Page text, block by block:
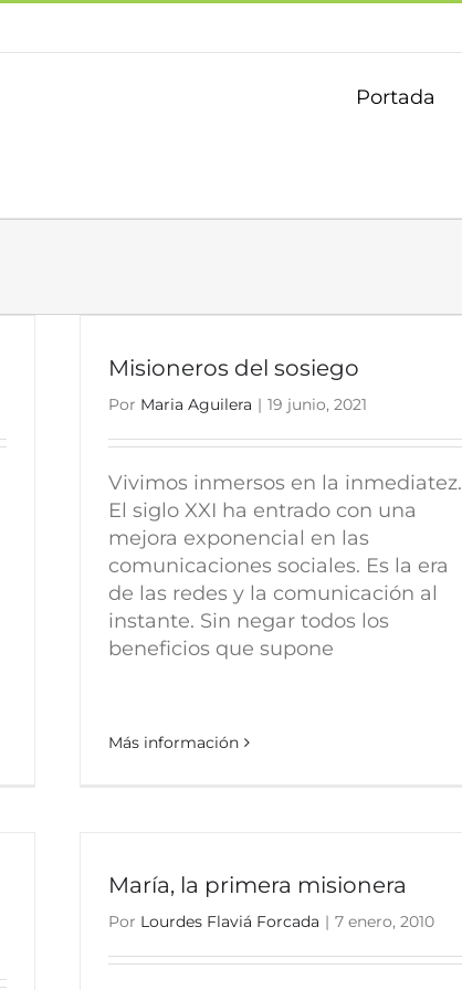
Portada
Misioneros del sosiego
Por Maria Aguilera | 19 junio, 2021
Vivimos inmersos en la inmediatez.
El siglo XXI ha entrado con una
mejora exponencial en las
comunicaciones sociales. Es la era
de las redes y la comunicación al
instante. Sin negar todos los
beneficios que supone
Más información
María, la primera misionera
Por Lourdes Flaviá Forcada | 7 enero, 2010